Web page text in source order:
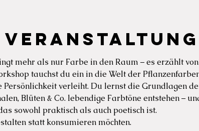
Veranstaltung
mehr als nur Farbe in den Raum – es erzählt
tauchst du ein in die Welt der
verleiht. Du lernst die Grundlagen
Blüten & Co. lebendige Farbtöne entstehen –
sowohl praktisch als auch poetisch ist.
statt konsumieren möchten.